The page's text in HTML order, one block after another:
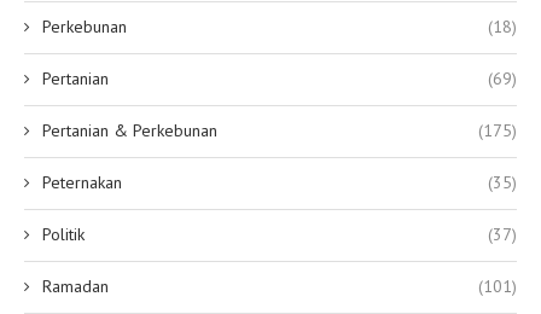
Perkebunan (18)
Pertanian (69)
Pertanian & Perkebunan (175)
Peternakan (35)
Politik (37)
Ramadan (101)